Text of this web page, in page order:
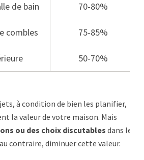
de bain 70-80%
combles 75-85%
50-70%
à condition de bien les planifier,
la valeur de votre maison. Mais
ou des choix discutables dans les
contraire, diminuer cette valeur.